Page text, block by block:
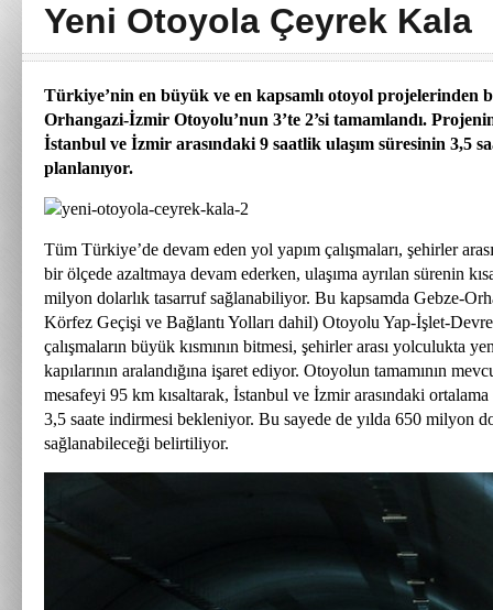
Yeni Otoyola Çeyrek Kala
Türkiye’nin en büyük ve en kapsamlı otoyol projelerinden
Orhangazi-İzmir Otoyolu’nun 3’te 2’si tamamlandı.
İstanbul ve İzmir arasındaki 9 saatlik ulaşım süresinin 3,5
planlanıyor.
Tüm Türkiye’de devam eden yol yapım çalışmaları, şehirler
bir ölçede azaltmaya devam ederken, ulaşıma ayrılan sürenin
milyon dolarlık tasarruf sağlanabiliyor. Bu kapsamda Gebze-
Körfez Geçişi ve Bağlantı Yolları dahil) Otoyolu Yap-İşlet-
çalışmaların büyük kısmının bitmesi, şehirler arası yolculukta
kapılarının aralandığına işaret ediyor. Otoyolun tamamının
mesafeyi 95 km kısaltarak, İstanbul ve İzmir arasındaki
3,5 saate indirmesi bekleniyor. Bu sayede de yılda 650 milyon
sağlanabileceği belirtiliyor.